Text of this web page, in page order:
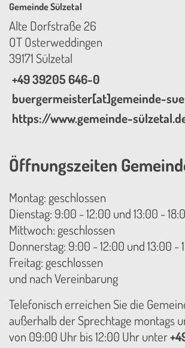
Gemeinde Sülzetal
Alte Dorfstraße 26
OT Osterweddingen
39171 Sülzetal
+49 39205 646-0
buergermeister[at]gemeinde-
https://www.gemeinde-
Öffnungszeiten
Montag: geschlossen
Dienstag: 9:00 - 12:00 und 13:00 -
Mittwoch: geschlossen
Donnerstag: 9:00 - 12:00 und 13:00 -
Freitag: geschlossen
und nach Vereinbarung
Telefonisch erreichen Sie die
außerhalb der Sprechtage montags
von 09:00 Uhr bis 12:00 Uhr unter